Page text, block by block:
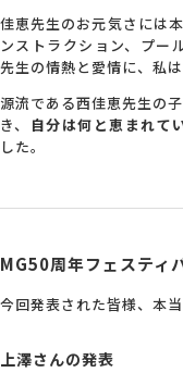
佳恵先生のお元気さには
ンストラクション、プ
先生の情熱と愛情に、私
源流である西佳恵先生の
き、
自分は何と恵まれて
した。
MG50周年フェスティ
今回発表された皆様、本
上澤さんの発表